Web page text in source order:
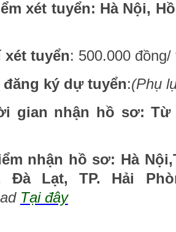
xét tuyển: Hà Nội,
xét tuyển: 500.000
đăng ký dự tuyển:(Phụ
gian nhận hồ sơ: Từ
nhận hồ sơ: Hà
Đà Lạt, TP. Hải
Tại đây